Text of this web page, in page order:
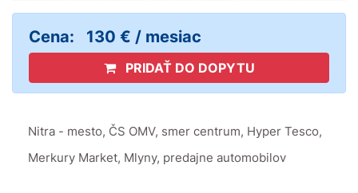
Cena: 130 € / mesiac
PRIDAŤ DO DOPYTU
Nitra - mesto, ČS OMV, smer centrum, Hyper Tesco,
Merkury Market, Mlyny, predajne automobilov